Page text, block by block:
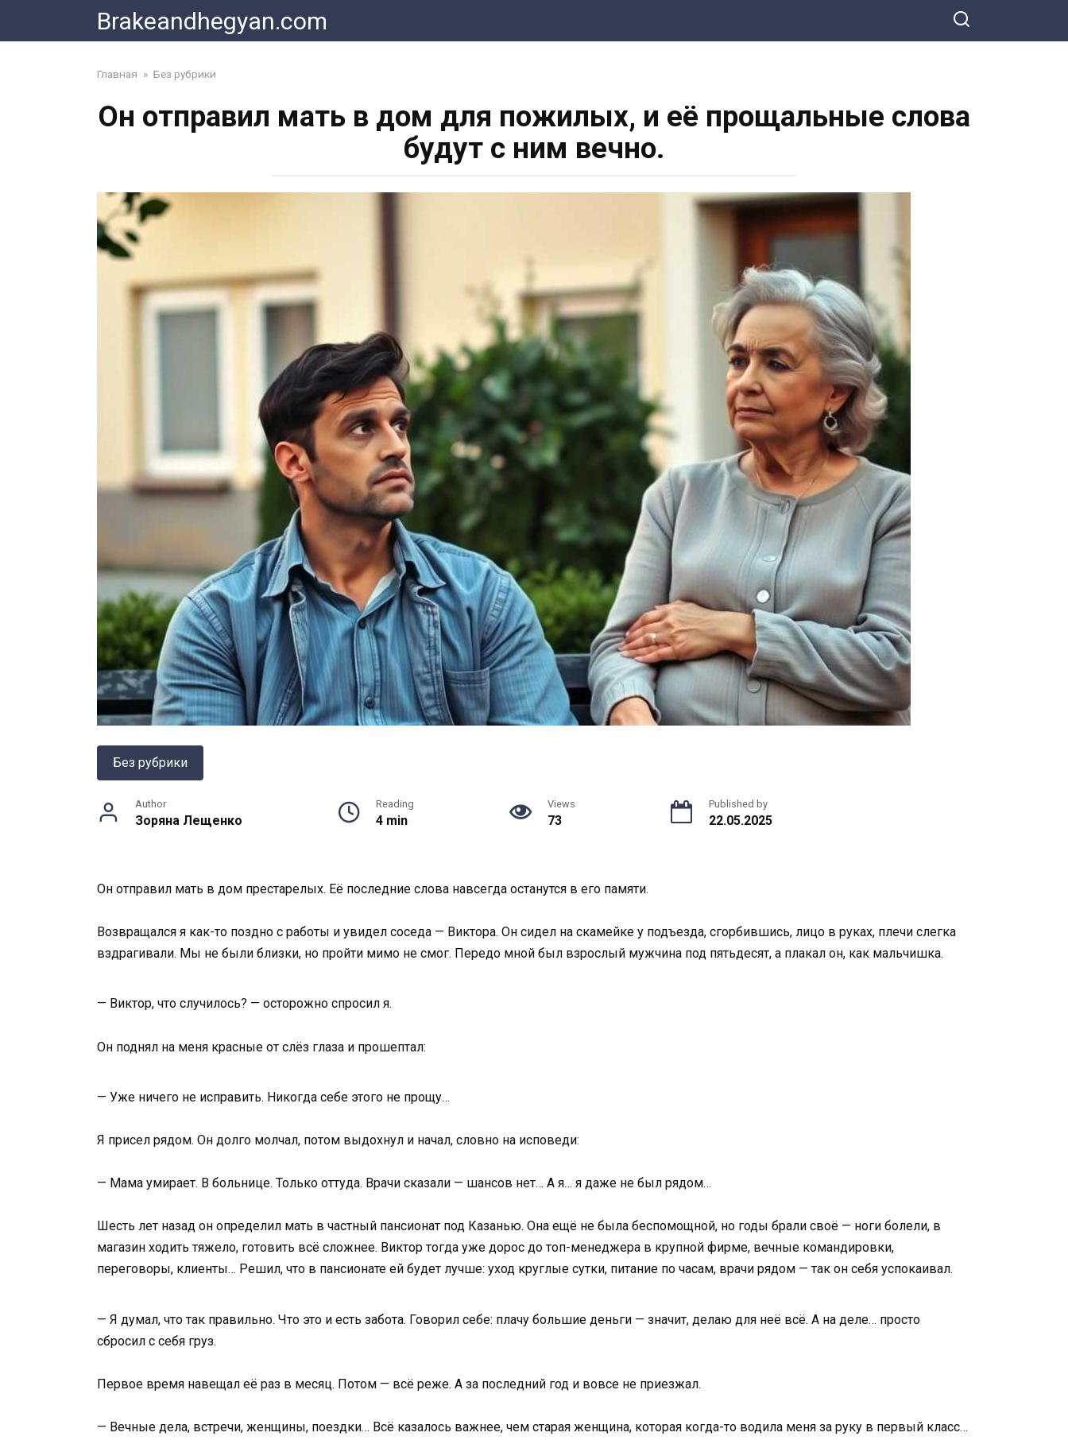
content
Brakeandhegyan.com
Главная » Без рубрики
Он отправил мать в дом для пожилых, и её прощальные слова
будут с ним вечно.
Без рубрики
Author
Зоряна Лещенко
Reading
4 min
Views
73
Published by
22.05.2025
Он отправил мать в дом престарелых. Её последние слова навсегда останутся в его памяти.
Возвращался я как-то поздно с работы и увидел соседа — Виктора. Он сидел на скамейке у подъезда, сгорбившись, лицо в руках, плечи слегка
вздрагивали. Мы не были близки, но пройти мимо не смог. Передо мной был взрослый мужчина под пятьдесят, а плакал он, как мальчишка.
— Виктор, что случилось? — осторожно спросил я.
Он поднял на меня красные от слёз глаза и прошептал:
— Уже ничего не исправить. Никогда себе этого не прощу…
Я присел рядом. Он долго молчал, потом выдохнул и начал, словно на исповеди:
— Мама умирает. В больнице. Только оттуда. Врачи сказали — шансов нет… А я… я даже не был рядом…
Шесть лет назад он определил мать в частный пансионат под Казанью. Она ещё не была беспомощной, но годы брали своё — ноги болели, в
магазин ходить тяжело, готовить всё сложнее. Виктор тогда уже дорос до топ-менеджера в крупной фирме, вечные командировки,
переговоры, клиенты… Решил, что в пансионате ей будет лучше: уход круглые сутки, питание по часам, врачи рядом — так он себя успокаивал.
— Я думал, что так правильно. Что это и есть забота. Говорил себе: плачу большие деньги — значит, делаю для неё всё. А на деле… просто
сбросил с себя груз.
Первое время навещал её раз в месяц. Потом — всё реже. А за последний год и вовсе не приезжал.
— Вечные дела, встречи, женщины, поездки… Всё казалось важнее, чем старая женщина, которая когда-то водила меня за руку в первый класс…